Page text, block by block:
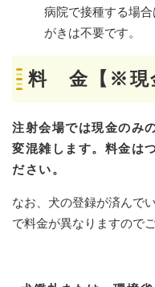
病院で接種する場
がきは不要です。
料 金【※現
注射会場では現金のみ
変混雑します。料金は
ださい。
なお、犬の登録が済んで
で料金が異なりますので